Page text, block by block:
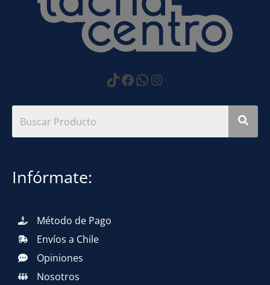
https://
Facebook
WhatsApp
Instagram
Infórmate:
Método de Pago
Envíos a Chile
Opiniones
Nosotros